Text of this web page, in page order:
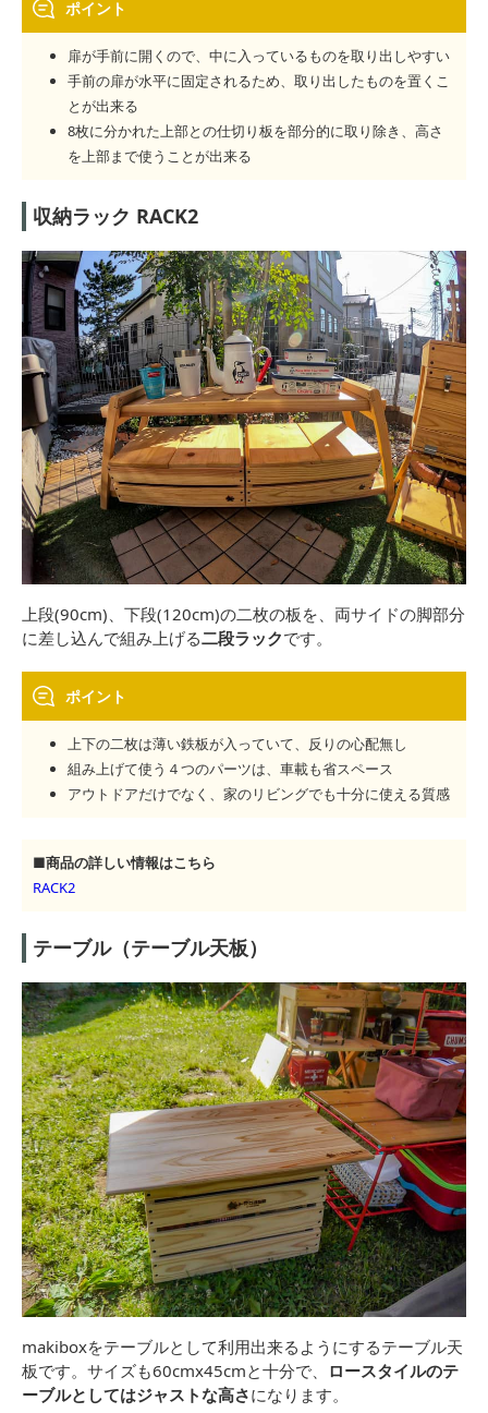
ポイント
扉が手前に開くので、中に入っているものを取り出しやすい
手前の扉が水平に固定されるため、取り出したものを置くこ
とが出来る
8枚に分かれた上部との仕切り板を部分的に取り除き、高さ
を上部まで使うことが出来る
収納ラック RACK2
上段(90cm)、下段(120cm)の二枚の板を、両サイドの脚部分
に差し込んで組み上げる二段ラックです。
ポイント
上下の二枚は薄い鉄板が入っていて、反りの心配無し
組み上げて使う４つのパーツは、車載も省スペース
アウトドアだけでなく、家のリビングでも十分に使える質感
■商品の詳しい情報はこちら
RACK2
テーブル（テーブル天板）
makiboxをテーブルとして利用出来るようにするテーブル天
板です。サイズも60cmx45cmと十分で、 ロースタイルのテ
ーブルとしてはジャストな高さになります。